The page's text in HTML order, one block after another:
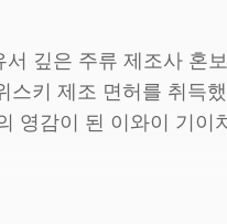
깊은 주류 제조사 혼
키 제조 면허를 취득
영감이 된 이와이 기